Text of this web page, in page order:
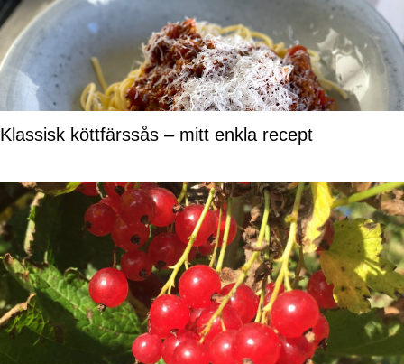
Klassisk köttfärssås – mitt enkla recept